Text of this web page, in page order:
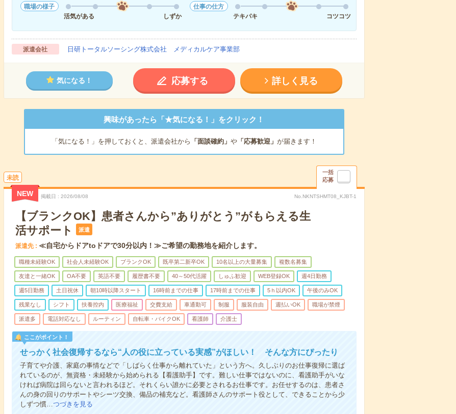
職場の様子
活気がある
しずか
仕事の仕方
テキパキ
コツコツ
派遣会社 日研トータルソーシング株式会社 メディカルケア事業部
気になる！ 応募する 詳しく見る
興味があったら「★気になる！」をクリック！
「気になる！」を押しておくと、派遣会社から 「面談確約」 や「応募歓迎」 が届きます！
未読
一括
応募
NEW 掲載日 2026/08/08 No.NKNTSHMT08_KJBT-1
【ブランクOK】患者さんから”ありがとう”がもらえる生
活サポート
派遣
派遣先 ≪自宅からドアtoドアで30分以内！≫ご希望の勤務地を紹介します。
職種未経験OK 社会人未経験OK ブランクOK 既卒第二新卒OK 10名以上の大量募集 複数名募集
友達と一緒OK OA不要 英語不要 履歴書不要 40～50代活躍 しゅふ歓迎 WEB登録OK 週4日勤務
週5日勤務 土日祝休 朝10時以降スタート 16時前までの仕事 17時前までの仕事 5ｈ以内OK 午後のみOK
残業なし シフト 扶養控内 医療福祉 交費支給 車通勤可 制服 服装自由 週払いOK 職場が禁煙
派遣多 電話対応なし ルーティン 自転車・バイクOK 看護師 介護士
ここがポイント！
せっかく社会復帰するなら“人の役に立っている実感”がほしい！ そんな方にぴったり
子育てや介護、家庭の事情などで「しばらく仕事から離れていた」という方へ。久しぶりのお仕事復帰に選ば
れているのが、無資格・未経験から始められる【看護助手】です。難しい仕事ではないのに、看護助手がいな
ければ病院は回らないと言われるほど。それくらい誰かに必要とされるお仕事です。お任せするのは、患者さ
んの身の回りのサポートやシーツ交換、備品の補充など。看護師さんのサポート役として、できることから少
しずつ慣…つづきを見る